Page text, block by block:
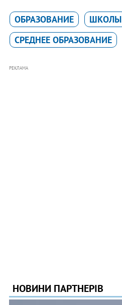
ОБРАЗОВАНИЕ
ШКОЛЫ
СРЕДНЕЕ ОБРАЗОВАНИЕ
РЕКЛАМА